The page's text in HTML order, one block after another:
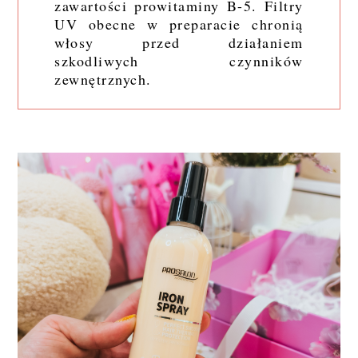
zawartości prowitaminy B-5. Filtry
UV obecne w preparacie chronią
włosy przed działaniem
szkodliwych czynników
zewnętrznych.